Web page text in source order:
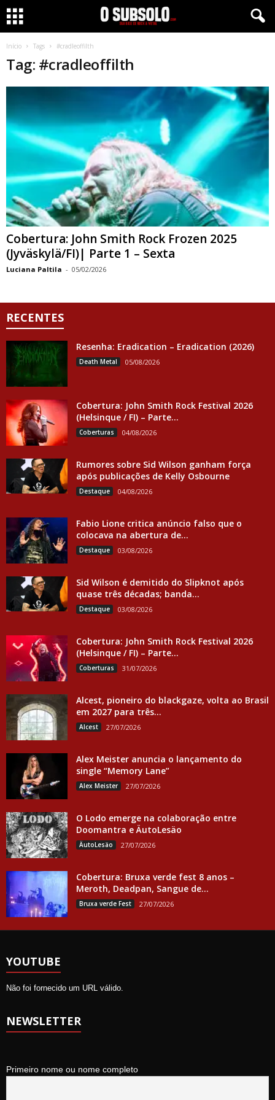
Início Tags #cradleoffilth
Tag: #cradleoffilth
Cobertura: John Smith Rock Frozen 2025
(Jyväskylä/FI)| Parte 1 – Sexta
Luciana Paltila - 05/02/2026
RECENTES
Resenha: Eradication – Eradication (2026)
Death Metal 05/08/2026
Cobertura: John Smith Rock Festival 2026
(Helsinque / FI) – Parte...
Coberturas 04/08/2026
Rumores sobre Sid Wilson ganham força
após publicações de Kelly Osbourne
Destaque 04/08/2026
Fabio Lione critica anúncio falso que o
colocava na abertura de...
Destaque 03/08/2026
Sid Wilson é demitido do Slipknot após
quase três décadas; banda...
Destaque 03/08/2026
Cobertura: John Smith Rock Festival 2026
(Helsinque / FI) – Parte...
Coberturas 31/07/2026
Alcest, pioneiro do blackgaze, volta ao Brasil
em 2027 para três...
Alcest 27/07/2026
Alex Meister anuncia o lançamento do
single “Memory Lane”
Alex Meister 27/07/2026
O Lodo emerge na colaboração entre
Doomantra e ÄutoLesäo
ÄutoLesäo 27/07/2026
Cobertura: Bruxa verde fest 8 anos –
Meroth, Deadpan, Sangue de...
Bruxa verde Fest 27/07/2026
YOUTUBE
Não foi fornecido um URL válido.
NEWSLETTER
Primeiro nome ou nome completo